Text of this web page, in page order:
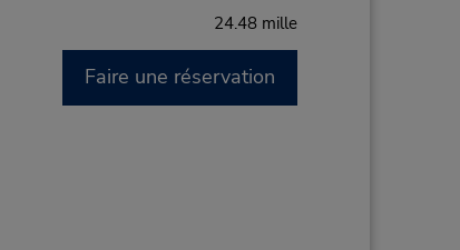
24.48 mille
Faire une réservation